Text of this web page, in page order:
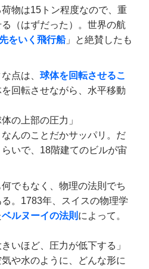
物は15トン程度なので、重
（はずだった）。世界の航
をいく飛行船」と絶賛したも
点は、 球体を回転させるこ
回転させながら、水平移動
の上部の圧力」
んのことだかサッパリ。だ
いで、18階建てのビルが宙
でもなく、物理の法則でち
。1783年、スイスの物理学
ベルヌーイの法則 によって。
いほど、圧力が低下する」
や水のように、どんな形に